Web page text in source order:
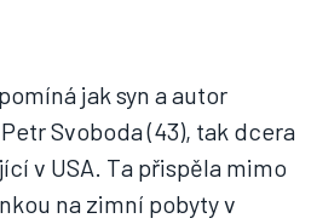
jak syn a autor
Svoboda (43), tak dcera
v USA. Ta přispěla mimo
na zimní pobyty v